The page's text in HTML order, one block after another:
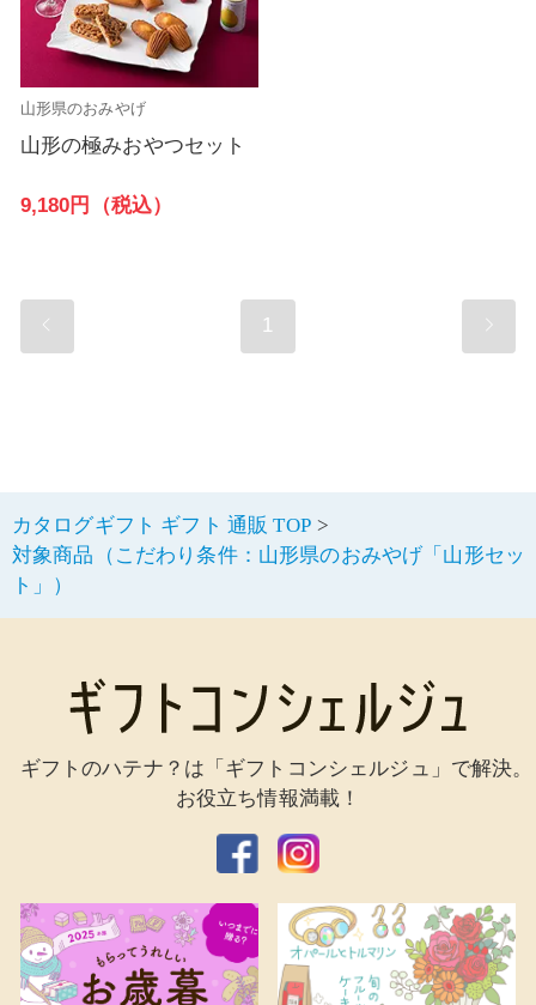
山形県のおみやげ
山形の極みおやつセット
9,180円（税込）
1
カタログギフト ギフト 通販 TOP
対象商品（こだわり条件：山形県のおみやげ「山形セッ
ト」）
ギフトのハテナ？は「ギフトコンシェルジュ」で解決。
お役立ち情報満載！